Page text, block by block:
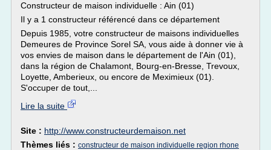
Constructeur de maison individuelle : Ain (01)
Il y a 1 constructeur référencé dans ce département
Depuis 1985, votre constructeur de maisons individuelles
Demeures de Province Sorel SA, vous aide à donner vie à
vos envies de maison dans le département de l'Ain (01),
dans la région de Chalamont, Bourg-en-Bresse, Trevoux,
Loyette, Amberieux, ou encore de Meximieux (01).
S'occuper de tout,...
Lire la suite
Site : http://www.constructeurdemaison.net
Thèmes liés : constructeur de maison individuelle region rhone